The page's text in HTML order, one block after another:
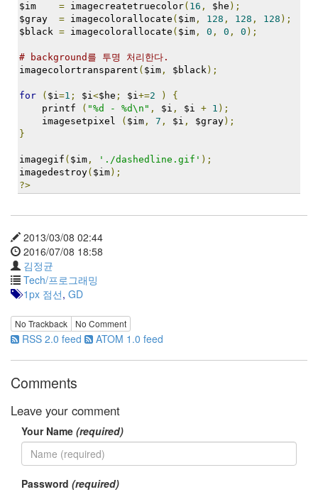
$im = imagecreatetruecolor( 16 , $he );
$gray = imagecolorallocate ( $im , 128 , 128 , 128 );
$black = imagecolorallocate ( $im , 0 , 0 , 0 );
# background를 투명 처리한다.
imagecolortransparent ( $im , $black);
for ( $i=1 ; $i<$he ; $i+=2 )
{
printf
( "%d - %d\n" , $i , $i + 1 );
imagesetpixel
( $im , 7 , $i , $gray);
}
imagegif ( $im , './dashedline.gif' );
imagedestroy( $im);
?>
2013/03/08 02:44
2016/07/08 18:58
김정균
Tech/프로그래밍
1px 점선, GD
No Trackback No Comment
RSS 2.0 feed ATOM 1.0 feed
Comments
Leave your comment
Your Name (required)
Password (required)